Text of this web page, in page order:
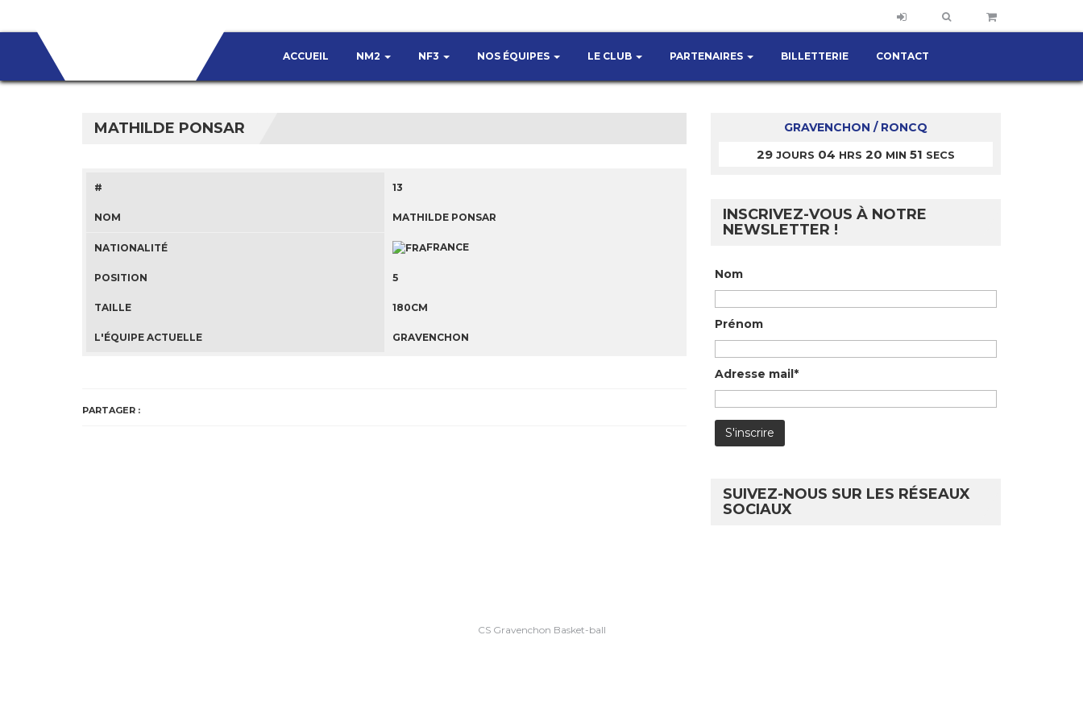
ACCUEIL NM2 NF3 NOS ÉQUIPES LE CLUB PARTENAIRES BILLETTERIE CONTACT
MATHILDE PONSAR
# 13
NOM MATHILDE PONSAR
NATIONALITÉ FRANCE
POSITION 5
TAILLE 180CM
L'ÉQUIPE ACTUELLE GRAVENCHON
PARTAGER :
GRAVENCHON / RONCQ
29 JOURS 04 HRS 20 MIN 51 SECS
INSCRIVEZ-VOUS À NOTRE
NEWSLETTER !
Nom
Prénom
Adresse mail*
SUIVEZ-NOUS SUR LES RÉSEAUX
SOCIAUX
CS Gravenchon Basket-ball